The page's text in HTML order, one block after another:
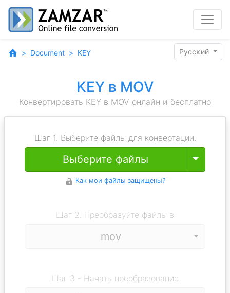
Document KEY Pyccĸий
KEY в MOV
Конвертировать KEY в MOV онлайн и бесплатно
Шаг 1. Выберите файлы для конвертации.
Выберите файлы Toggle
Как мои файлы защищены?
Шаг 2. Преобразуйте файлы в
Шаг 3 - Начать преобразование